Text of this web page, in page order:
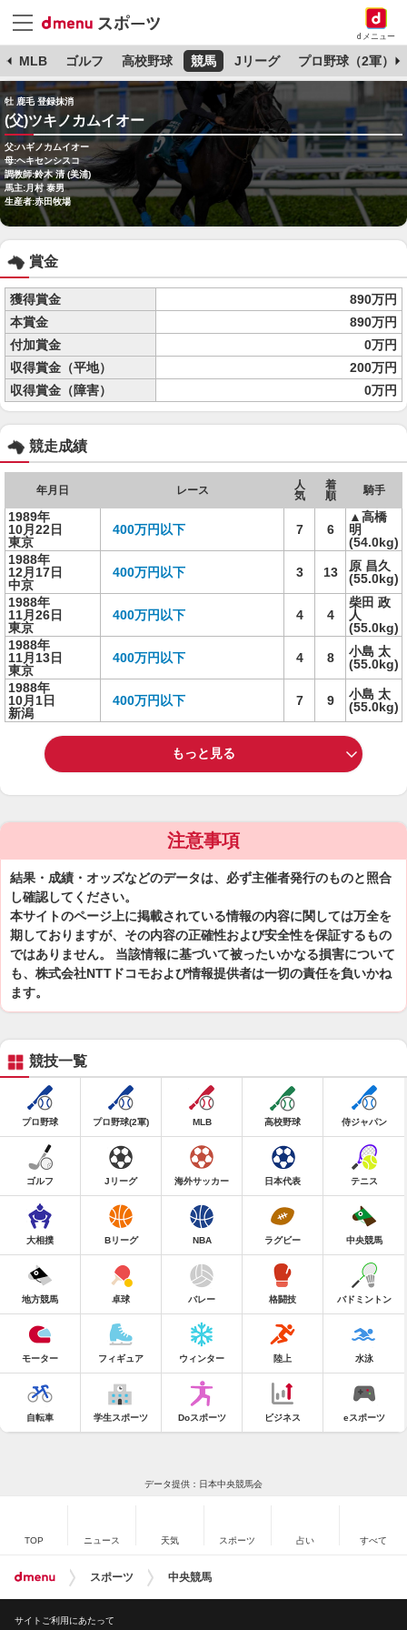
dメニュー
MLB ゴルフ 高校野球 競馬 Jリーグ プロ野球（2軍）
牡 鹿毛 登録抹消
(父)ツキノカムイオー
父:ハギノカムイオー
母:ヘキセンシスコ
調教師:鈴木 清 (美浦)
馬主:月村 泰男
生産者:赤田牧場
賞金
獲得賞金
890万円
本賞金
890万円
付加賞金
0万円
収得賞金（平地）
200万円
収得賞金（障害）
0万円
競走成績
年月日 レース
人
気
着
順
騎手
1989年
10月22日
東京
400万円以下 7 6
▲高橋
明
(54.0kg)
1988年
12月17日
中京
400万円以下 3 13
原 昌久
(55.0kg)
1988年
11月26日
東京
400万円以下 4 4
柴田 政
人
(55.0kg)
1988年
11月13日
東京
400万円以下 4 8
小島 太
(55.0kg)
1988年
10月1日
新潟
400万円以下 7 9
小島 太
(55.0kg)
もっと見る
注意事項
結果・成績・オッズなどのデータは、必ず主催者発行のものと照合
し確認してください。
本サイトのページ上に掲載されている情報の内容に関しては万全を
期しておりますが、その内容の正確性および安全性を保証するもの
ではありません。 当該情報に基づいて被ったいかなる損害について
も、株式会社NTTドコモおよび情報提供者は一切の責任を負いかね
ます。
競技一覧
プロ野球 プロ野球(2軍) MLB 高校野球 侍ジャパン
ゴルフ Jリーグ 海外サッカー 日本代表 テニス
大相撲 Bリーグ NBA ラグビー 中央競馬
地方競馬 卓球 バレー 格闘技 バドミントン
モーター フィギュア ウィンター 陸上 水泳
自転車 学生スポーツ Doスポーツ ビジネス eスポーツ
データ提供：日本中央競馬会
TOP ニュース 天気 スポーツ 占い すべて
スポーツ 中央競馬
サイトご利用にあたって